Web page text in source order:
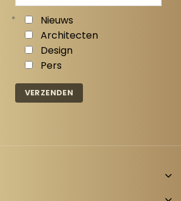
*
Nieuws
Architecten
Design
Pers